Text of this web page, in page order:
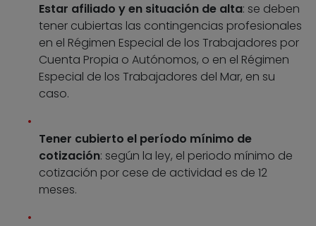
Estar afiliado y en situación de alta: se deben
tener cubiertas las contingencias profesionales
en el Régimen Especial de los Trabajadores por
Cuenta Propia o Autónomos, o en el Régimen
Especial de los Trabajadores del Mar, en su
caso.
Tener cubierto el período mínimo de
cotización: según la ley, el periodo mínimo de
cotización por cese de actividad es de 12
meses.